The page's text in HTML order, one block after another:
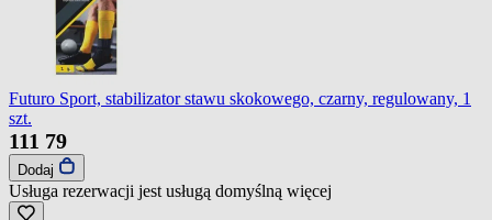
Futuro Sport, stabilizator stawu skokowego, czarny, regulowany, 1
szt.
111 79
Dodaj
Usługa rezerwacji jest usługą domyślną więcej